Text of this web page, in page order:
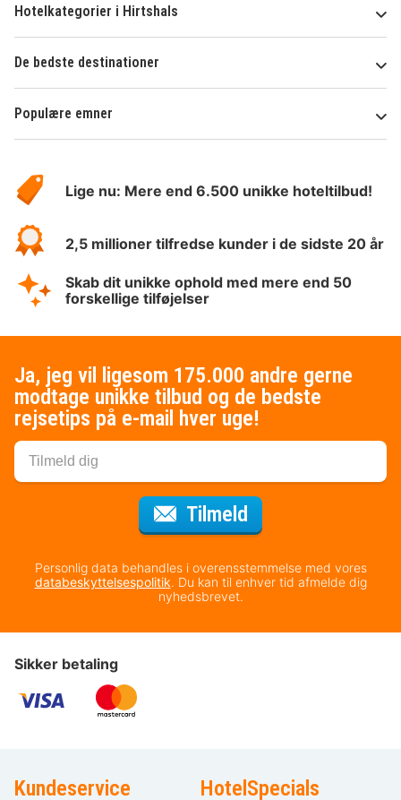
Hotelkategorier i Hirtshals
De bedste destinationer
Populære emner
HotelSpecials
Lige nu: Mere end 6.500 unikke hoteltilbud!
2,5 millioner tilfredse kunder i de sidste 20 år
Skab dit unikke ophold med mere end 50
forskellige tilføjelser
Ja, jeg vil ligesom 175.000 andre gerne
modtage unikke tilbud og de bedste
rejsetips på e-mail hver uge!
Tilmeld
Personlig data behandles i overensstemmelse med vores
databeskyttelsespolitik. Du kan til enhver tid afmelde dig
nyhedsbrevet.
Sikker betaling
Kundeservice HotelSpecials